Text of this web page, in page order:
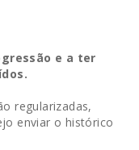
e a ter
regularizadas,
enviar o histórico